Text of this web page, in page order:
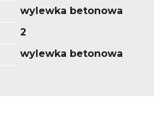
wylewka betonowa
2
wylewka betonowa